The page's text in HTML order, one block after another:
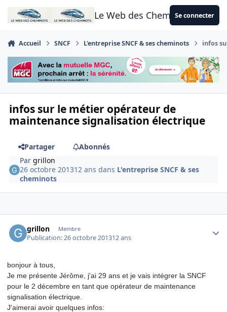
Aller au contenu
Le Web des CheminotsSe connecter
Accueil SNCF L'entreprise SNCF & ses cheminots infos
infos sur le métier opérateur de
maintenance signalisation électrique
Partager
Abonnés
Pargrillon
26 octobre 201312 ans dans L'entreprise SNCF & ses
cheminots
grillon Membre
Publication:26 octobre 201312 ans
bonjour à tous,
Je me présente Jérôme, j'ai 29 ans et je vais intégrer la SNCF
pour le 2 décembre en tant que opérateur de maintenance
signalisation électrique.
J'aimerai avoir quelques infos: